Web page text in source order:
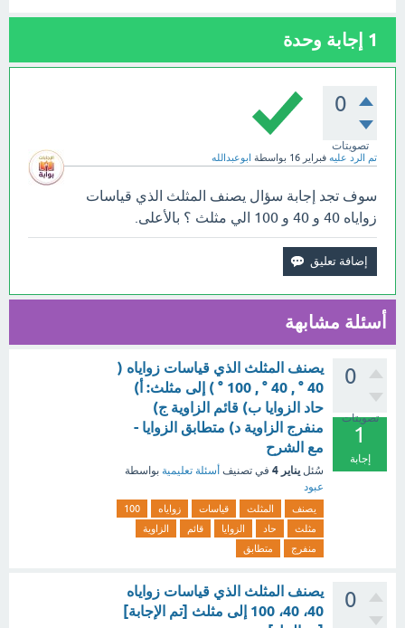
1 إجابة وحدة
0
تصويتات
تم الرد عليه فبراير 16 بواسطة ابوعبدالله
سوف تجد إجابة سؤال يصنف المثلث الذي قياسات
زواياه 40 و 40 و 100 الي مثلث ؟ بالأعلى.
أسئلة مشابهة
0
تصويتات
1
إجابة
يصنف المثلث الذي قياسات زواياه (
40 ° , 40 ° , 100 ° ) إلى مثلث: أ)
حاد الزوايا ب) قائم الزاوية ج)
منفرج الزاوية د) متطابق الزوايا -
مع الشرح
سُئل يناير 4 في تصنيف أسئلة تعليمية بواسطة
عبود
يصنف المثلث قياسات زواياه
100
مثلث
حاد الزوايا قائم
الزاوية
منفرج
متطابق
0
يصنف المثلث الذي قياسات زواياه
40، 40، 100 إلى مثلث [تم الإجابة]